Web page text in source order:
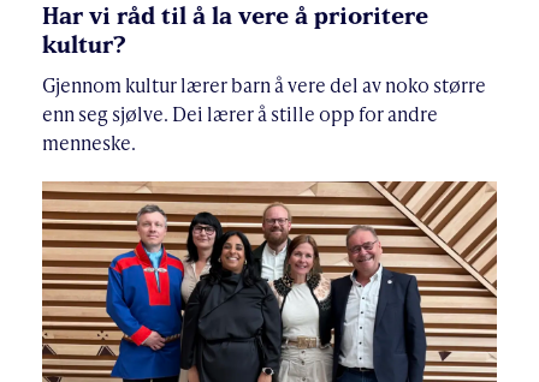
Har vi råd til å la vere å prioritere
kultur?
Gjennom kultur lærer barn å vere del av noko større
enn seg sjølve. Dei lærer å stille opp for andre
menneske.